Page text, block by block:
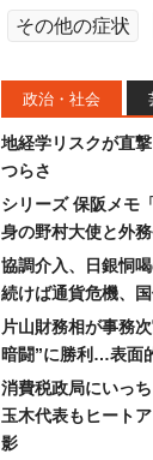
その他の症状
政治・社会
地経学リスクが直
つらさ
シリーズ 保阪メモ
身の野村大使と外
協調介入、日銀恫
続けば通貨危機、
片山財務相が事務
暗闘”に勝利…表面
消費税政局にいっ
玉木代表もヒート
影